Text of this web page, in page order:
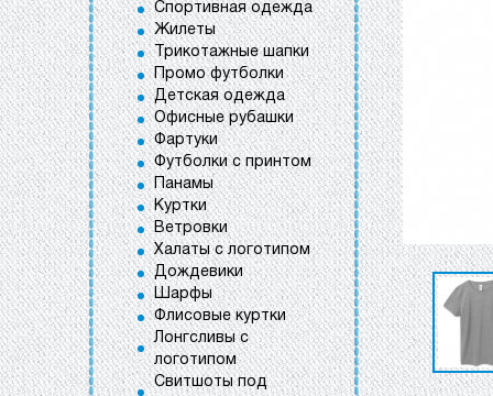
Спортивная одежда
Жилеты
Трикотажные шапки
Промо футболки
Детская одежда
Офисные рубашки
Фартуки
Футболки с принтом
Панамы
Куртки
Ветровки
Халаты с логотипом
Дождевики
Шарфы
Флисовые куртки
Лонгсливы с
логотипом
Свитшоты под